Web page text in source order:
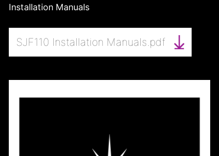
Installation Manuals
SJF110 Installation Manuals.pdf